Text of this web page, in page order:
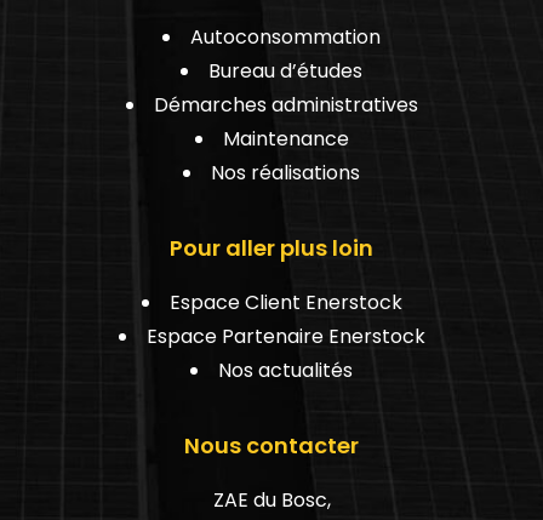
Autoconsommation
Bureau d’études
Démarches administratives
Maintenance
Nos réalisations
Pour aller plus loin
Espace Client Enerstock
Espace Partenaire Enerstock
Nos actualités
Nous contacter
ZAE du Bosc,